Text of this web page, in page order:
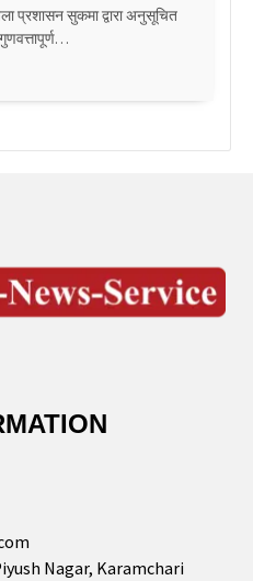
प्रशासन सुकमा द्वारा अनुसूचित
Nagar, Karamchari